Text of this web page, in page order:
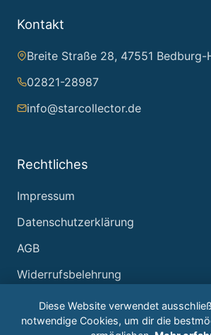
Kontakt
Breite Straße 28, 47551 Bedburg-
02821-28987
info@starcollector.de
Rechtliches
Impressum
Datenschutzerklärung
AGB
Widerrufsbelehrung
Diese Website verwendet
notwendige Cookies, um dir die